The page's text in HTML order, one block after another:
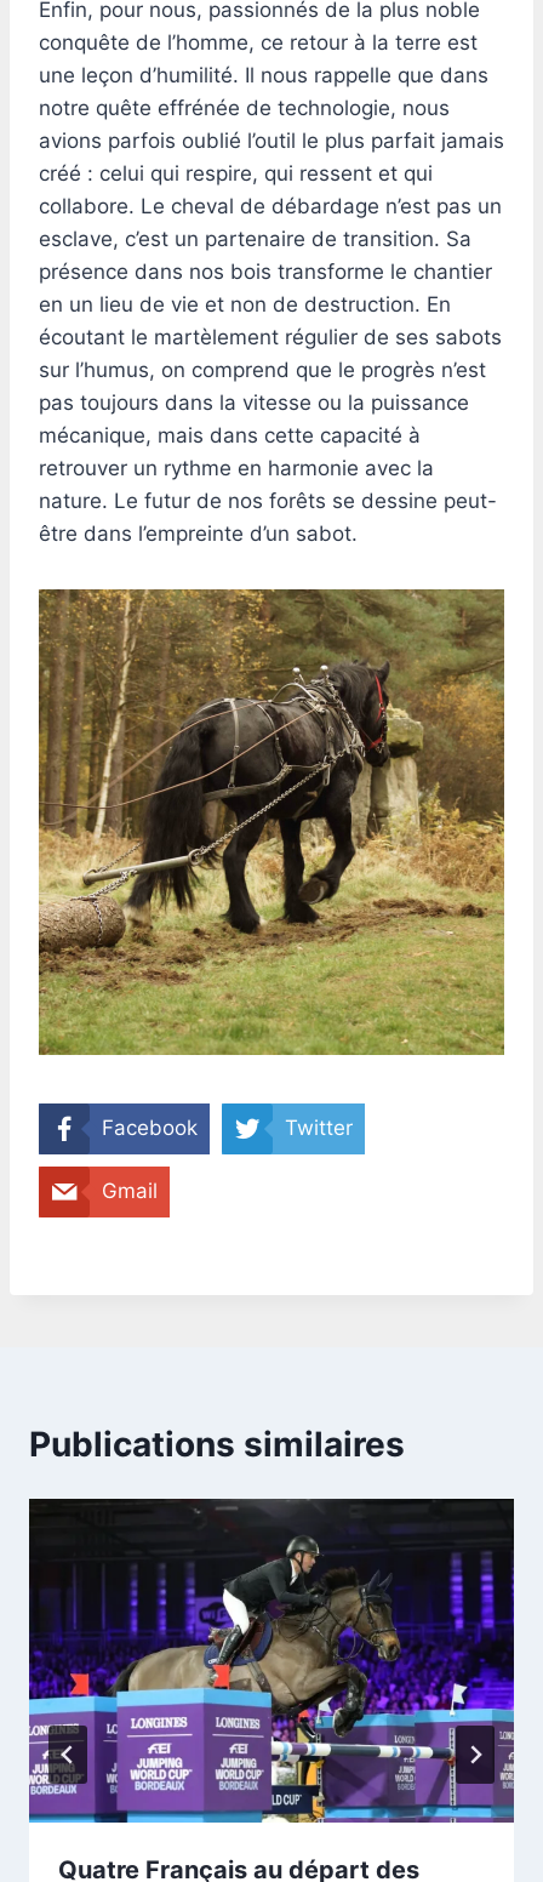
Enfin, pour nous, passionnés de la plus noble
conquête de l’homme, ce retour à la terre est
une leçon d’humilité. Il nous rappelle que dans
notre quête effrénée de technologie, nous
avions parfois oublié l’outil le plus parfait jamais
créé : celui qui respire, qui ressent et qui
collabore. Le cheval de débardage n’est pas un
esclave, c’est un partenaire de transition. Sa
présence dans nos bois transforme le chantier
en un lieu de vie et non de destruction. En
écoutant le martèlement régulier de ses sabots
sur l’humus, on comprend que le progrès n’est
pas toujours dans la vitesse ou la puissance
mécanique, mais dans cette capacité à
retrouver un rythme en harmonie avec la
nature. Le futur de nos forêts se dessine peut-
être dans l’empreinte d’un sabot.
Facebook Twitter
Gmail
Publications similaires
Quatre Français au départ des